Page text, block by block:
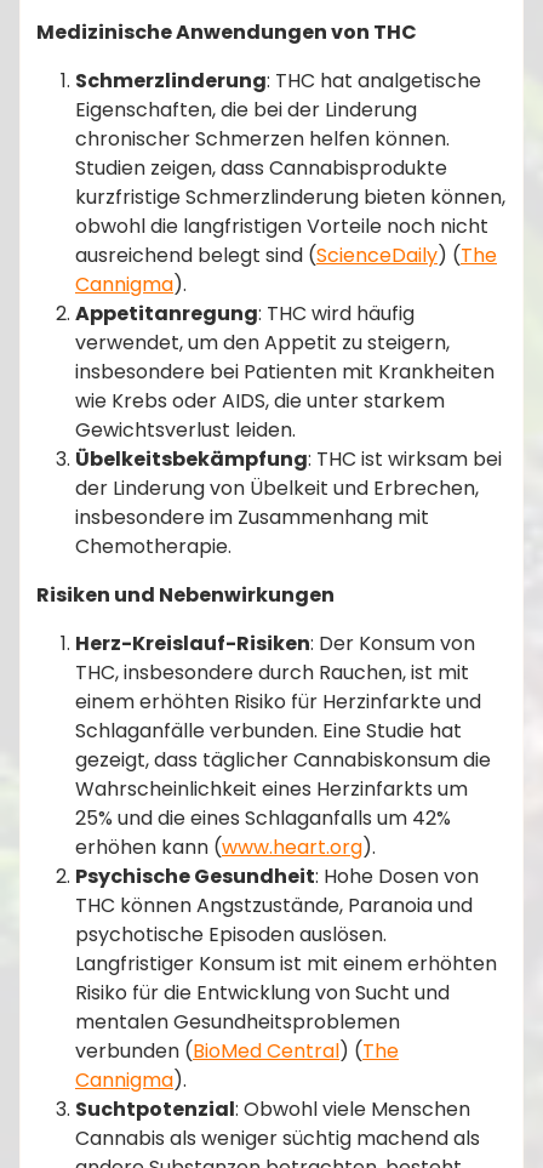
Medizinische Anwendungen von THC
Schmerzlinderung: THC hat analgetische
Eigenschaften, die bei der Linderung
chronischer Schmerzen helfen können.
Studien zeigen, dass Cannabisprodukte
kurzfristige Schmerzlinderung bieten können,
obwohl die langfristigen Vorteile noch nicht
ausreichend belegt sind​ (ScienceDaily)​​ (The
Cannigma)​.
Appetitanregung: THC wird häufig
verwendet, um den Appetit zu steigern,
insbesondere bei Patienten mit Krankheiten
wie Krebs oder AIDS, die unter starkem
Gewichtsverlust leiden.
Übelkeitsbekämpfung: THC ist wirksam bei
der Linderung von Übelkeit und Erbrechen,
insbesondere im Zusammenhang mit
Chemotherapie.
Risiken und Nebenwirkungen
Herz-Kreislauf-Risiken: Der Konsum von
THC, insbesondere durch Rauchen, ist mit
einem erhöhten Risiko für Herzinfarkte und
Schlaganfälle verbunden. Eine Studie hat
gezeigt, dass täglicher Cannabiskonsum die
Wahrscheinlichkeit eines Herzinfarkts um
25% und die eines Schlaganfalls um 42%
erhöhen kann​ (www.heart.org)​.
Psychische Gesundheit: Hohe Dosen von
THC können Angstzustände, Paranoia und
psychotische Episoden auslösen.
Langfristiger Konsum ist mit einem erhöhten
Risiko für die Entwicklung von Sucht und
mentalen Gesundheitsproblemen
verbunden​ (BioMed Central)​​ (The
Cannigma)​.
Suchtpotenzial: Obwohl viele Menschen
Cannabis als weniger süchtig machend als